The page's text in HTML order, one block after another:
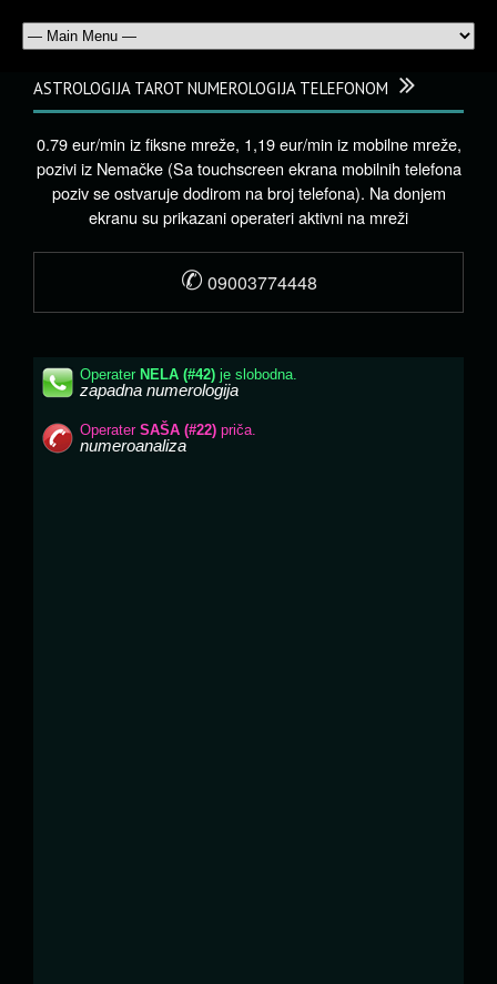
ASTROLOGIJA TAROT NUMEROLOGIJA TELEFONOM
0.79 eur/min iz fiksne mreže, 1,19 eur/min iz mobilne mreže,
pozivi iz Nemačke (Sa touchscreen ekrana mobilnih telefona
poziv se ostvaruje dodirom na broj telefona). Na donjem
ekranu su prikazani operateri aktivni na mreži
✆ 09003774448